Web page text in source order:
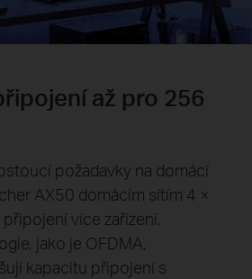
až pro 256
požadavky na domácí
AX50 domácím sítím 4 ×
více zařízení.
jako je OFDMA,
kapacitu připojení s